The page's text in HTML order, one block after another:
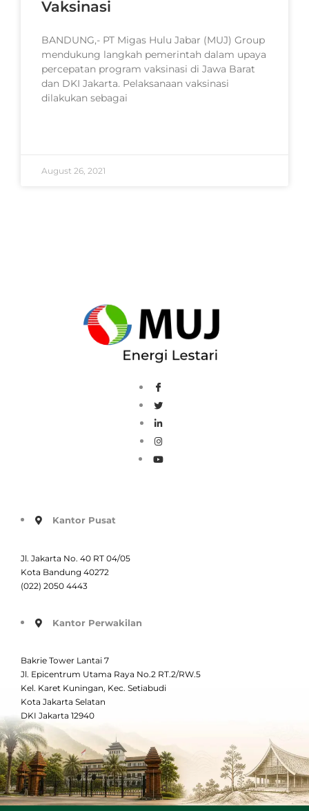
Vaksinasi
BANDUNG,- PT Migas Hulu Jabar (MUJ) Group
mendukung langkah pemerintah dalam upaya
percepatan program vaksinasi di Jawa Barat
dan DKI Jakarta. Pelaksanaan vaksinasi
dilakukan sebagai
August 26, 2021
Kantor Pusat
Jl. Jakarta No. 40 RT 04/05
Kota Bandung 40272
(022) 2050 4443
Kantor Perwakilan
Bakrie Tower Lantai 7
Jl. Epicentrum Utama Raya No.2 RT.2/RW.5
Kel. Karet Kuningan, Kec. Setiabudi
Kota Jakarta Selatan
DKI Jakarta 12940